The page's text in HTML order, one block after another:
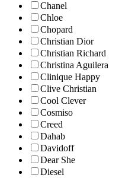
Chanel
Chloe
Chopard
Christian Dior
Christian Richard
Christina Aguilera
Clinique Happy
Clive Christian
Cool Clever
Cosmiso
Creed
Dahab
Davidoff
Dear She
Diesel